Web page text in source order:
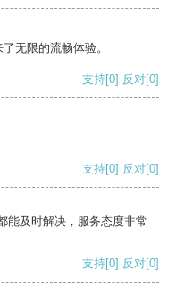
无限的流畅体验。
支持[0] 反对[0]
支持[0] 反对[0]
能及时解决，服务态度非常
支持[0] 反对[0]